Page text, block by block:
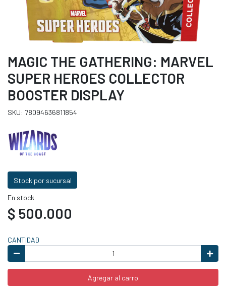
MAGIC THE GATHERING: MARVEL
SUPER HEROES COLLECTOR
BOOSTER DISPLAY
SKU: 78094636811854
Stock por sucursal
En stock
$ 500.000
CANTIDAD
Agregar al carro